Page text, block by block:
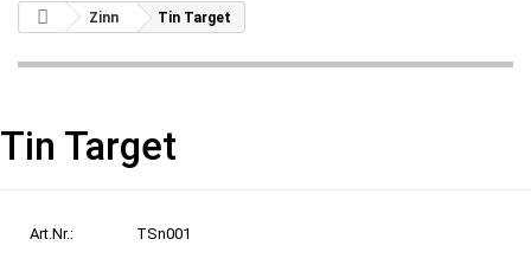
Zinn Tin Target
Tin Target
Art.Nr.: TSn001